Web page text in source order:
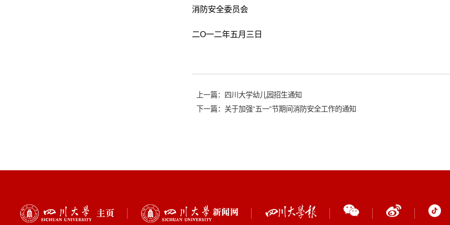
消防安全委员会
二O一二年五月三日
上一篇：四川大学幼儿园招生通知
下一篇：关于加强“五一”节期间消防安全工作的通知